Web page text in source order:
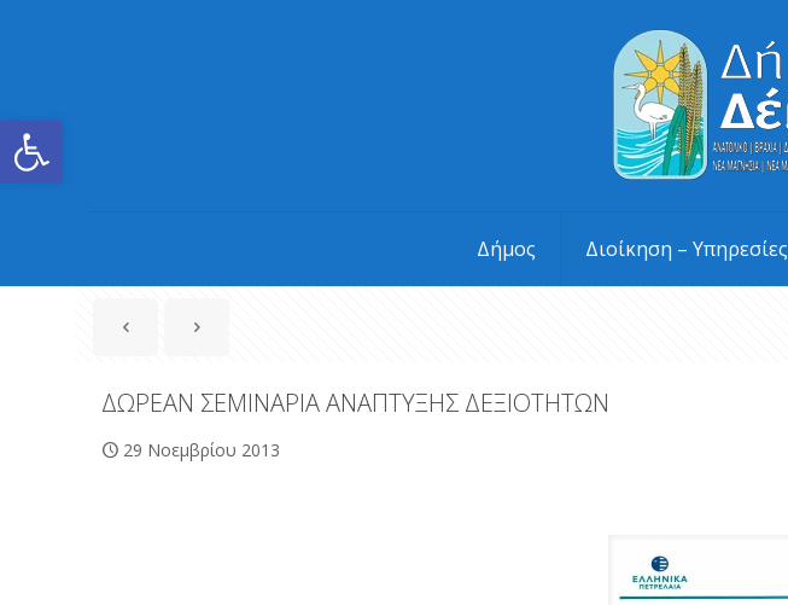
Ανοίξτε τη γραμμή εργαλείων
Δήμος Διοίκηση – Υπηρεσίες
ΔΩΡΕΑΝ ΣΕΜΙΝΑΡΙΑ ΑΝΑΠΤΥΞΗΣ ΔΕΞΙΟΤΗΤΩΝ
29 Νοεμβρίου 2013